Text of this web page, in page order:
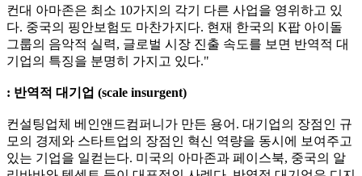
컨대 아마존은 최소 10가지의 각기 다른 사업을 영위하고 있
다. 중국의 핑안보험도 마찬가지다. 현재 한국의 K팝 아이돌
그룹의 음악적 실력, 글로벌 시장 진출 속도를 보면 반역적 대
기업의 특징을 분명히 가지고 있다."
: 반역적 대기업 (scale insurgent)
컨설팅업체 베인앤드컴퍼니가 만든 용어. 대기업의 장점인 규
모의 경제와 스타트업의 장점인 혁신 역량을 동시에 보여주고
있는 기업을 일컫는다. 미국의 아마존과 페이스북, 중국의 알